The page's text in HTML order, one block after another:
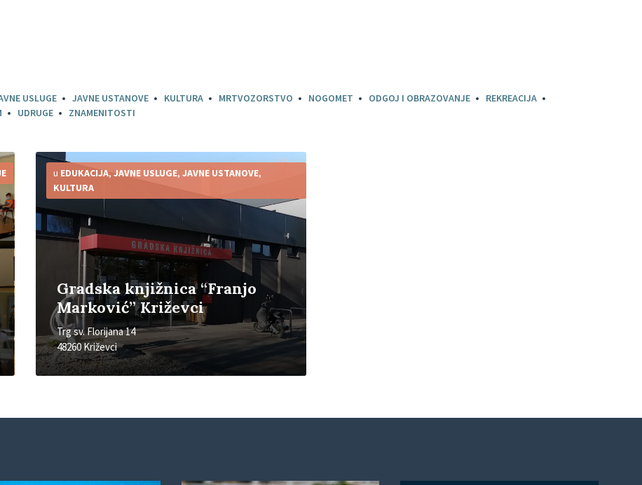
USLUGE JAVNE USTANOVE KULTURA MRTVOZORSTVO NOGOMET ODGOJ I OBRAZOVANJE
REKREACIJA
UDRUGE ZNAMENITOSTI
Gradska knjižnica “Franjo
Marković” Križevci
Trg sv. Florijana 14
48260 Križevci
u EDUKACIJA, JAVNE USLUGE, JAVNE USTANOVE,
KULTURA
Detaljnije